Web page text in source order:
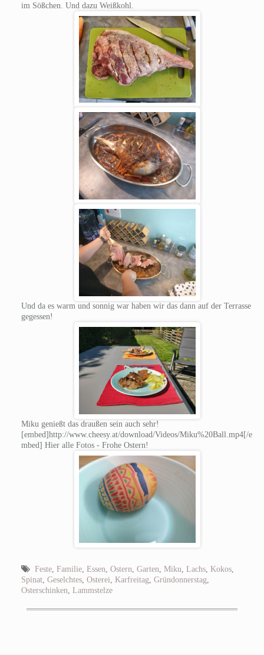
im Sößchen. Und dazu Weißkohl.
Und da es warm und sonnig war haben wir das dann auf der Terrasse
gegessen!
Miku genießt das draußen sein auch sehr!
[embed]http://www.cheesy.at/download/Videos/Miku%20Ball.mp4[/e
mbed] Hier alle Fotos - Frohe Ostern!
Feste, Familie, Essen Ostern Garten Miku Lachs, Kokos,
Spinat, Geselchtes, Osterei Karfreitag Gründonnerstag
Osterschinken Lammstelze